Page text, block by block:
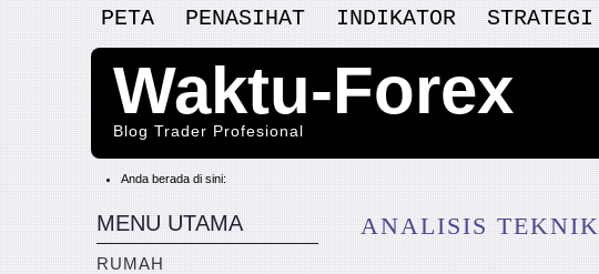
PETA PENASIHAT INDIKATOR STRATEGI
Waktu-Forex
Blog Trader Profesional
Anda berada di sini:
MENU UTAMA
RUMAH
ANALISIS